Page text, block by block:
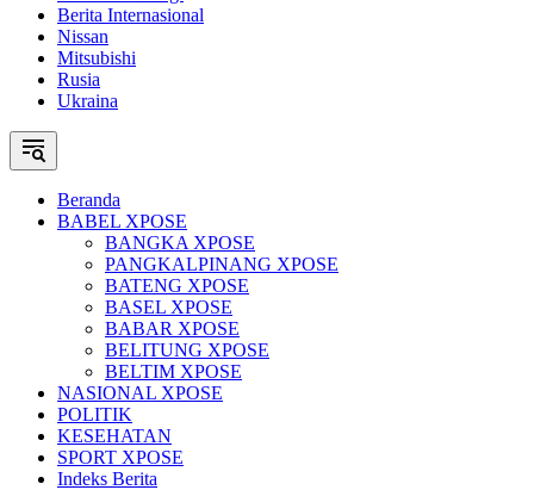
Berita Internasional
Nissan
Mitsubishi
Rusia
Ukraina
Beranda
BABEL XPOSE
BANGKA XPOSE
PANGKALPINANG XPOSE
BATENG XPOSE
BASEL XPOSE
BABAR XPOSE
BELITUNG XPOSE
BELTIM XPOSE
NASIONAL XPOSE
POLITIK
KESEHATAN
SPORT XPOSE
Indeks Berita